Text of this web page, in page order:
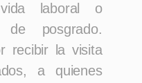
laboral o
de posgrado.
recibir la visita
a quienes